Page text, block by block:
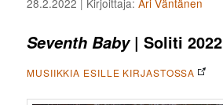
28.2.2022 | Kirjoittaja:Ari Väntänen
Seventh Baby| Soliti 2022
MUSIIKKIA ESILLE KIRJASTOSSA